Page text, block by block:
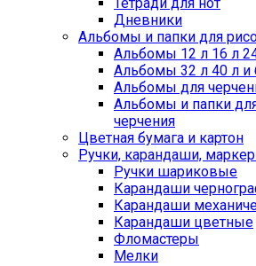
Тетради для нот
Дневники
Альбомы и папки для
Альбомы 12 л 16 л
Альбомы 32 л 40 л
Альбомы для
Альбомы и папки
черчения
Цветная бумага и картон
Ручки, карандаши,
Ручки шариковые
Карандаши
Карандаши
Карандаши цветные
Фломастеры
Мелки